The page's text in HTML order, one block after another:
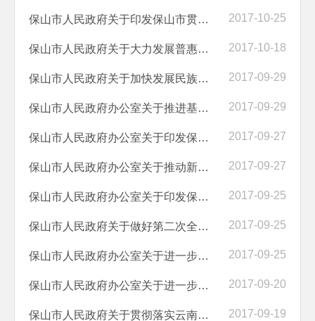
保山市人民政府关于印发保山市贯彻落实积极稳妥降低企业杠杆率意见实施... 2017-10-25
保山市人民政府关于大力发展普惠金融的实施意见 2017-10-18
保山市人民政府关于加快发展民族教育的实施意见 2017-09-29
保山市人民政府办公室关于推进基层综合性文化服务中心建设的实施意见 2017-09-29
保山市人民政府办公室关于印发保山市推进义务教育均衡发展激励和问责办... 2017-09-27
保山市人民政府办公室关于推动新一轮技术改造促进工业转型升级的实施意见 2017-09-27
保山市人民政府办公室关于印发保山市“多证合一”改革实施方案的通知 2017-09-25
保山市人民政府关于做好第二次全国污染源普查工作的通知 2017-09-25
保山市人民政府办公室关于进一步做好困难职工解困脱困工作的实施意见 2017-09-25
保山市人民政府办公室关于进一步加强林业有害生物防治工作的实施意见 2017-09-20
保山市人民政府关于贯彻落实云南省“十三五”加快残疾人小康进程规划纲... 2017-09-19